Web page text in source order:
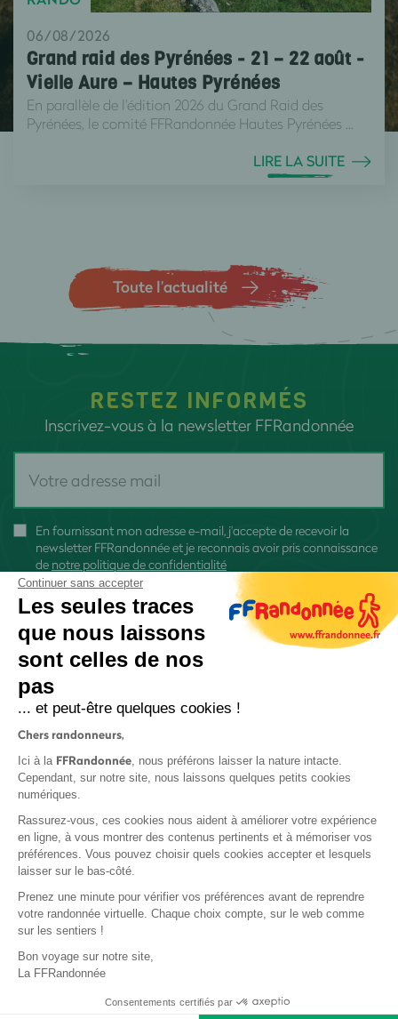
06/08/2026
Grand raid des Pyrénées - 21 – 22 août -
Vielle Aure – Hautes Pyrénées
En parallèle de l'édition 2026 du Grand Raid des
Pyrénées, le comité FFRandonnée Hautes Pyrénées ...
LIRE LA SUITE
Toute l’actualité
RESTEZ INFORMÉS
Inscrivez-vous à la newsletter FFRandonnée
En fournissant mon adresse e-mail, j'accepte de recevoir la
newsletter FFRandonnée et je reconnais avoir pris connaissance
de notre politique de confidentialité
Protection des données
Politique de confidentialité
Base documentaire
Continuer sans accepter
Les seules traces
que nous laissons
sont celles de nos
pas
... et peut-être quelques cookies !
Chers randonneurs,
Ici à la FFRandonnée, nous préférons laisser la nature intacte.
Cependant, sur notre site, nous laissons quelques petits cookies
numériques.
Rassurez-vous, ces cookies nous aident à améliorer votre expérience
en ligne, à vous montrer des contenus pertinents et à mémoriser vos
préférences. Vous pouvez choisir quels cookies accepter et lesquels
laisser sur le bas-côté.
Prenez une minute pour vérifier vos préférences avant de reprendre
votre randonnée virtuelle. Chaque choix compte, sur le web comme
sur les sentiers !
Bon voyage sur notre site,
La FFRandonnée
Consentements certifiés par